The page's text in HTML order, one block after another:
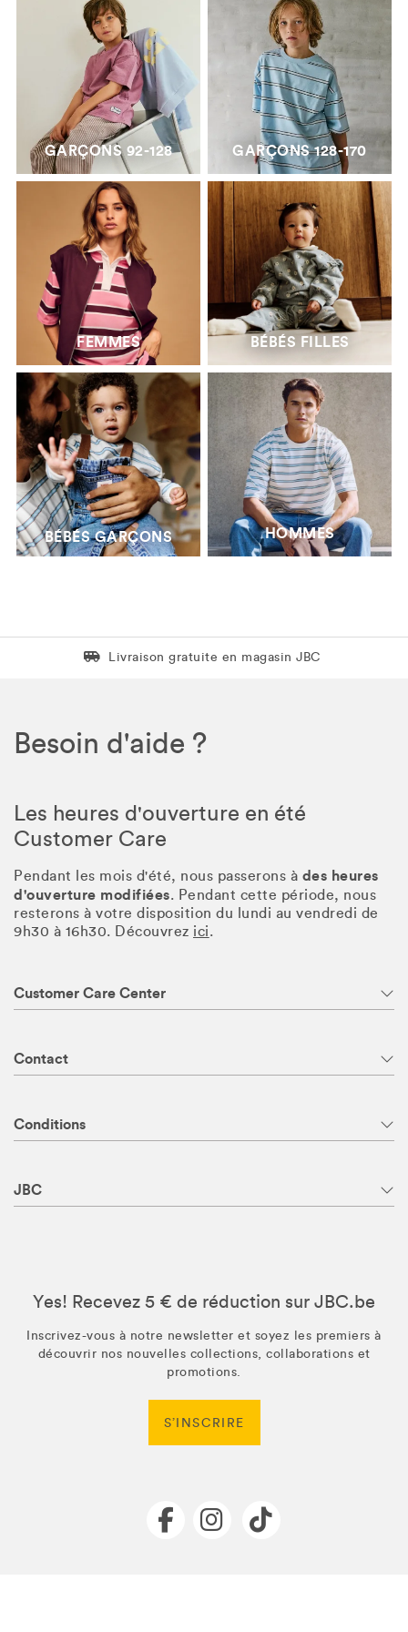
GARÇONS 92-128 GARÇONS 128-170
FEMMES BÉBÉS FILLES
BÉBÉS GARÇONS HOMMES
Livraison gratuite en magasin JBC
Livraison gratuite en magasin JBC
Besoin d'aide ?
Les heures d'ouverture en été
Customer Care
Pendant les mois d'été, nous passerons à des heures
d'ouverture modifiées. Pendant cette période, nous
resterons à votre disposition du lundi au vendredi de
9h30 à 16h30. Découvrez ici.
Customer Care Center
Contact
Conditions
JBC
Yes! Recevez 5 € de réduction sur JBC.be
Inscrivez-vous à notre newsletter et soyez les premiers à
découvrir nos nouvelles collections, collaborations et
promotions.
S’INSCRIRE